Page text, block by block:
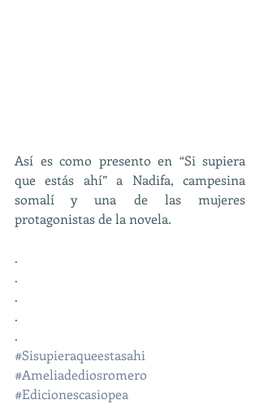
Así es como presento en “Si supiera
que estás ahí” a Nadifa, campesina
somalí y una de las mujeres
protagonistas de la novela.
.
.
.
.
.
#Sisupieraqueestasahi
#Ameliadediosromero
#Edicionescasiopea